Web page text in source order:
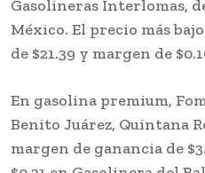
Gasolineras Interlomas,
México. El precio más
de $21.39 y margen de
En gasolina premium,
Benito Juárez, Quintana
margen de ganancia de